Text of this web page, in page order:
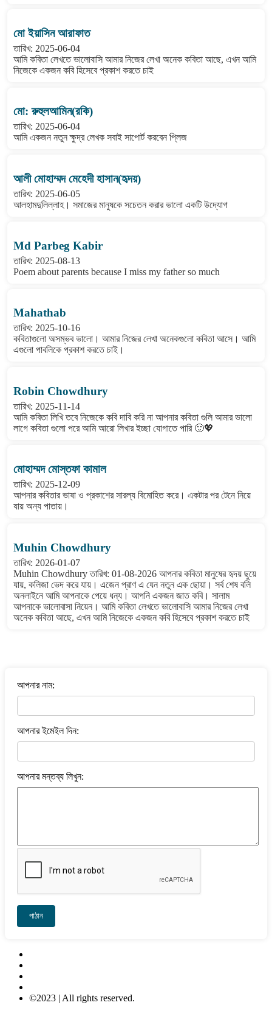
মো ইয়াসিন আরাফাত
তারিখ: 2025-06-04
আমি কবিতা লেখতে ভালোবাসি আমার নিজের লেখা অনেক কবিতা আছে, এখন আমি
নিজেকে একজন কবি হিসেবে প্রকাশ করতে চাই
মো: রুহুলআমিন(রকি)
তারিখ: 2025-06-04
আমি একজন নতুন ক্ষুদ্র লেখক সবাই সাপোর্ট করবেন প্লিজ
আলী মোহাম্মদ মেহেদী হাসান(হৃদয়)
তারিখ: 2025-06-05
আলহামদুলিল্লাহ। সমাজের মানুষকে সচেতন করার ভালো একটি উদ্যোগ
Md Parbeg Kabir
তারিখ: 2025-08-13
Poem about parents because I miss my father so much
Mahathab
তারিখ: 2025-10-16
কবিতাগুলো অসম্ভব ভালো। আমার নিজের লেখা অনেকগুলো কবিতা আসে। আমি
এগুলো পাবলিকে প্রকাশ করতে চাই।
Robin Chowdhury
তারিখ: 2025-11-14
আমি কবিতা লিখি তবে নিজেকে কবি দাবি করি না আপনার কবিতা গুলি আমার ভালো
লাগে কবিতা গুলো পরে আমি আরো লিখার ইচ্ছা যোগাতে পারি 🙂💖
মোহাম্মদ মোস্তফা কামাল
তারিখ: 2025-12-09
আপনার কবিতার ভাষা ও প্রকাশের সারল্য বিমোহিত করে। একটার পর টেনে নিয়ে
যায় অন্য পাতায়।
Muhin Chowdhury
তারিখ: 2026-01-07
Muhin Chowdhury তারিখ: 01-08-2026 আপনার কবিতা মানুষের হৃদয় ছুয়ে
যায়, কলিজা ভেদ করে যায়। এজেন প্রাণ এ যেন নতুন এক ছোয়া। সর্ব শেষ বলি
অনলাইনে আমি আপনাকে পেয়ে ধন্য। আপনি একজন জাত কবি। সালাম
আপনাকে ভালোবাসা নিয়েন। আমি কবিতা লেখতে ভালোবাসি আমার নিজের লেখা
অনেক কবিতা আছে, এখন আমি নিজেকে একজন কবি হিসেবে প্রকাশ করতে চাই
আপনার নাম:
আপনার ইমেইল দিন:
আপনার মন্তব্য লিখুন:
পাঠান
©2023 | All rights reserved.